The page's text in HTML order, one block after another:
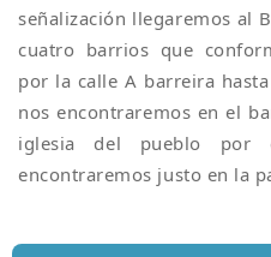
señalización llegaremos al
cuatro barrios que
por la calle A barreira
nos encontraremos en el
iglesia del pueblo por
encontraremos justo en la